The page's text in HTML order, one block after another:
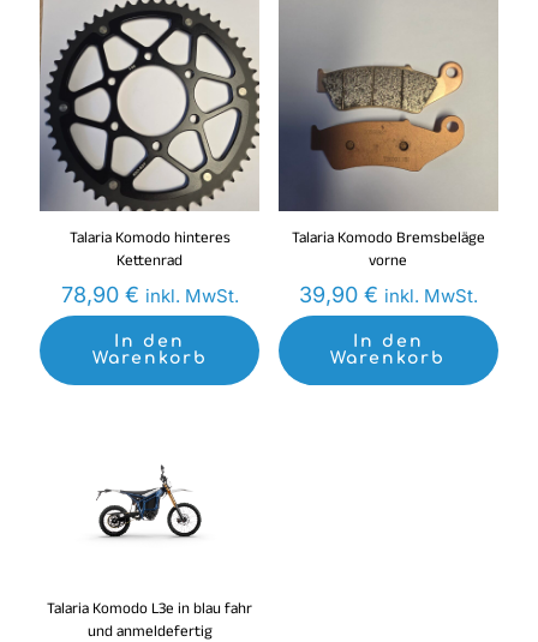
Talaria Komodo hinteres
Kettenrad
78,90 € inkl. MwSt.
In den
Warenkorb
Talaria Komodo Bremsbeläge
vorne
39,90 € inkl. MwSt.
In den
Warenkorb
Talaria Komodo L3e in blau fahr
und anmeldefertig